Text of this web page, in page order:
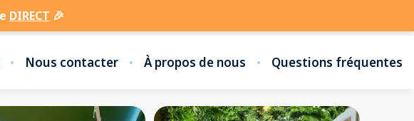
DIRECT 🎉
Nous contacter À propos de nous Questions fréquentes